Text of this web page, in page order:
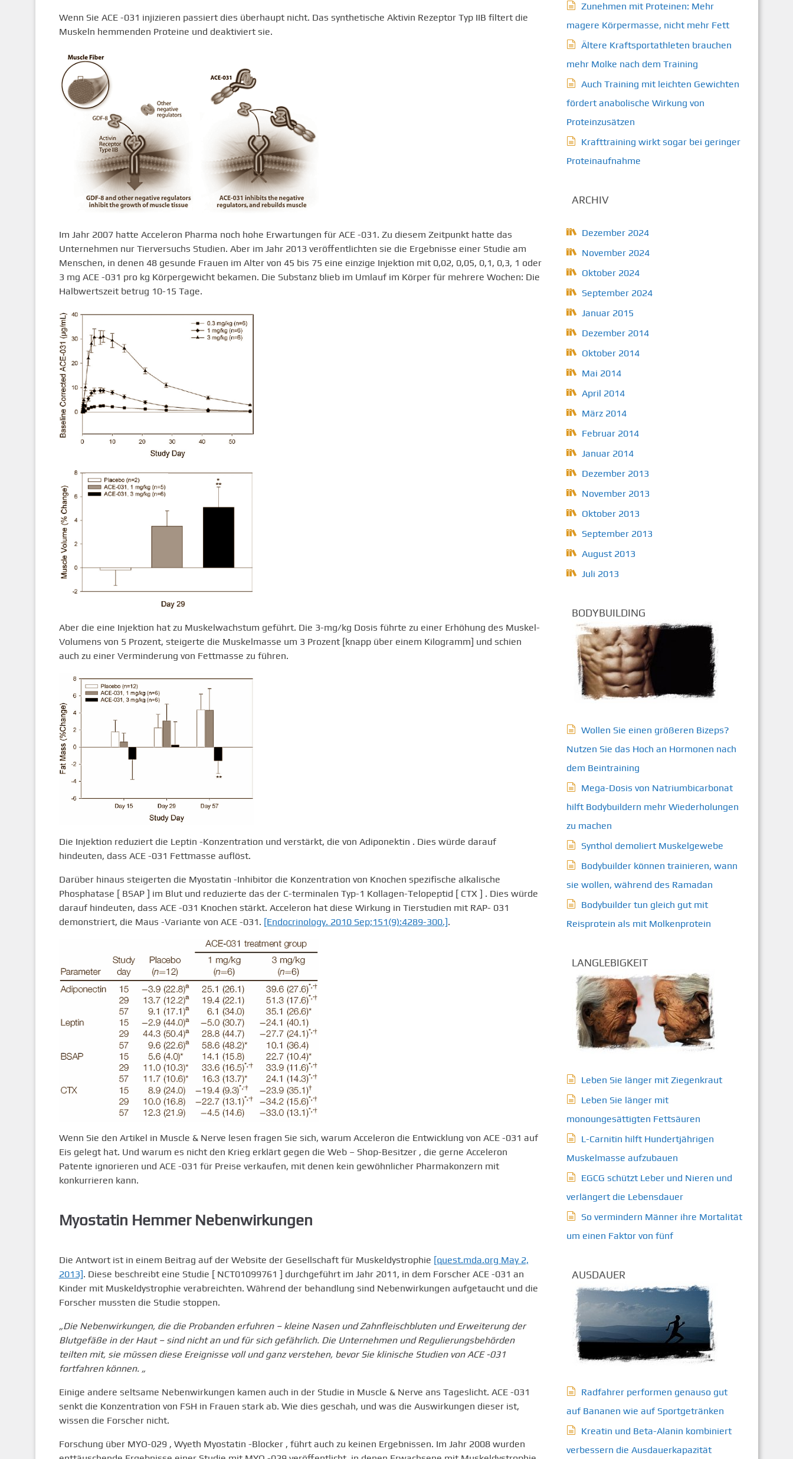
Wenn Sie ACE -031 injizieren passiert dies überhaupt nicht. Das synthetische Aktivin Rezeptor Typ IIB filtert die
Muskeln hemmenden Proteine und deaktiviert sie.
Im Jahr 2007 hatte Acceleron Pharma noch hohe Erwartungen für ACE -031. Zu diesem Zeitpunkt hatte das
Unternehmen nur Tierversuchs Studien. Aber im Jahr 2013 veröffentlichten sie die Ergebnisse einer Studie am
Menschen, in denen 48 gesunde Frauen im Alter von 45 bis 75 eine einzige Injektion mit 0,02, 0,05, 0,1, 0,3, 1 oder
3 mg ACE -031 pro kg Körpergewicht bekamen. Die Substanz blieb im Umlauf im Körper für mehrere Wochen: Die
Halbwertszeit betrug 10-15 Tage.
Aber die eine Injektion hat zu Muskelwachstum geführt. Die 3-mg/kg Dosis führte zu einer Erhöhung des Muskel-
Volumens von 5 Prozent, steigerte die Muskelmasse um 3 Prozent [knapp über einem Kilogramm] und schien
auch zu einer Verminderung von Fettmasse zu führen.
Die Injektion reduziert die Leptin -Konzentration und verstärkt, die von Adiponektin . Dies würde darauf
hindeuten, dass ACE -031 Fettmasse auflöst.
Darüber hinaus steigerten die Myostatin -Inhibitor die Konzentration von Knochen spezifische alkalische
Phosphatase [ BSAP ] im Blut und reduzierte das der C-terminalen Typ-1 Kollagen-Telopeptid [ CTX ] . Dies würde
darauf hindeuten, dass ACE -031 Knochen stärkt. Acceleron hat diese Wirkung in Tierstudien mit RAP- 031
demonstriert, die Maus -Variante von ACE -031. [Endocrinology. 2010 Sep;151(9):4289-300.].
Wenn Sie den Artikel in Muscle & Nerve lesen fragen Sie sich, warum Acceleron die Entwicklung von ACE -031 auf
Eis gelegt hat. Und warum es nicht den Krieg erklärt gegen die Web – Shop-Besitzer , die gerne Acceleron
Patente ignorieren und ACE -031 für Preise verkaufen, mit denen kein gewöhnlicher Pharmakonzern mit
konkurrieren kann.
Myostatin Hemmer Nebenwirkungen
Die Antwort ist in einem Beitrag auf der Website der Gesellschaft für Muskeldystrophie [quest.mda.org May 2,
2013]. Diese beschreibt eine Studie [ NCT01099761 ] durchgeführt im Jahr 2011, in dem Forscher ACE -031 an
Kinder mit Muskeldystrophie verabreichten. Während der behandlung sind Nebenwirkungen aufgetaucht und die
Forscher mussten die Studie stoppen.
„Die Nebenwirkungen, die die Probanden erfuhren – kleine Nasen und Zahnfleischbluten und Erweiterung der
Blutgefäße in der Haut – sind nicht an und für sich gefährlich. Die Unternehmen und Regulierungsbehörden
teilten mit, sie müssen diese Ereignisse voll und ganz verstehen, bevor Sie klinische Studien von ACE -031
fortfahren können. „
Einige andere seltsame Nebenwirkungen kamen auch in der Studie in Muscle & Nerve ans Tageslicht. ACE -031
senkt die Konzentration von FSH in Frauen stark ab. Wie dies geschah, und was die Auswirkungen dieser ist,
wissen die Forscher nicht.
Forschung über MYO-029 , Wyeth Myostatin -Blocker , führt auch zu keinen Ergebnissen. Im Jahr 2008 wurden
Zunehmen mit Proteinen: Mehr
magere Körpermasse, nicht mehr Fett
Ältere Kraftsportathleten brauchen
mehr Molke nach dem Training
Auch Training mit leichten Gewichten
fördert anabolische Wirkung von
Proteinzusätzen
Krafttraining wirkt sogar bei geringer
Proteinaufnahme
ARCHIV
Dezember 2024
November 2024
Oktober 2024
September 2024
Januar 2015
Dezember 2014
Oktober 2014
Mai 2014
April 2014
März 2014
Februar 2014
Januar 2014
Dezember 2013
November 2013
Oktober 2013
September 2013
August 2013
Juli 2013
BODYBUILDING
Wollen Sie einen größeren Bizeps?
Nutzen Sie das Hoch an Hormonen nach
dem Beintraining
Mega-Dosis von Natriumbicarbonat
hilft Bodybuildern mehr Wiederholungen
zu machen
Synthol demoliert Muskelgewebe
Bodybuilder können trainieren, wann
sie wollen, während des Ramadan
Bodybuilder tun gleich gut mit
Reisprotein als mit Molkenprotein
LANGLEBIGKEIT
Leben Sie länger mit Ziegenkraut
Leben Sie länger mit
monoungesättigten Fettsäuren
L-Carnitin hilft Hundertjährigen
Muskelmasse aufzubauen
EGCG schützt Leber und Nieren und
verlängert die Lebensdauer
So vermindern Männer ihre Mortalität
um einen Faktor von fünf
AUSDAUER
Radfahrer performen genauso gut
auf Bananen wie auf Sportgetränken
Kreatin und Beta-Alanin kombiniert
verbessern die Ausdauerkapazität